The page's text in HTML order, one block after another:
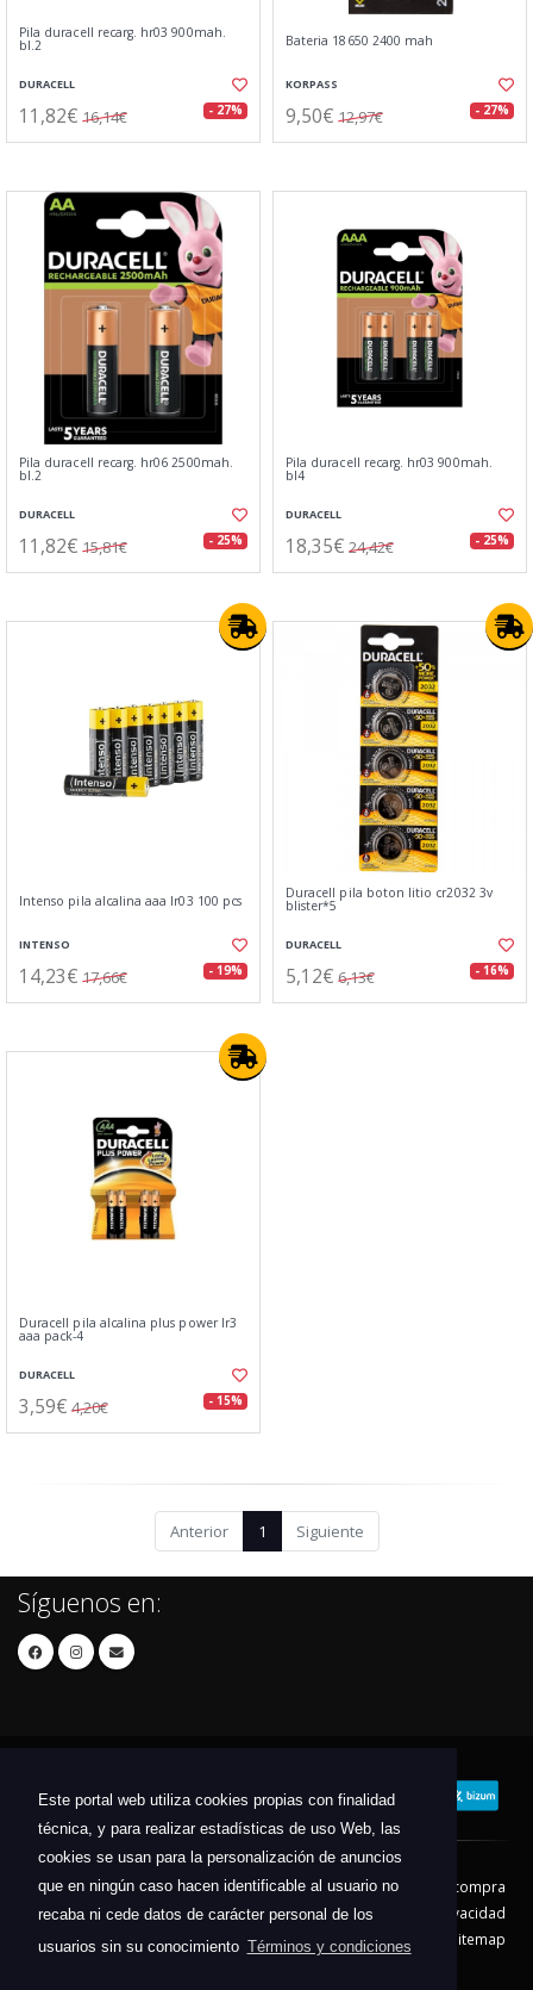
Este portal web utiliza cookies propias con finalidad
técnica, y para realizar estadísticas de uso Web, las
cookies se usan para la personalización de anuncios
que en ningún caso hacen identificable al usuario no
recaba ni cede datos de carácter personal de los
usuarios sin su conocimiento Términos y condiciones
Pila duracell recarg. hr03 900mah.
bl.2
DURACELL
11,82€ 16,14€ - 27%
Bateria 18650 2400 mah
KORPASS
9,50€ 12,97€ - 27%
Pila duracell recarg. hr06 2500mah.
bl.2
DURACELL
11,82€ 15,81€ - 25%
Pila duracell recarg. hr03 900mah.
bl4
DURACELL
18,35€ 24,42€ - 25%
Intenso pila alcalina aaa lr03 100 pcs
INTENSO
14,23€ 17,66€ - 19%
Duracell pila boton litio cr2032 3v
blister*5
DURACELL
5,12€ 6,13€ - 16%
Duracell pila alcalina plus power lr3
aaa pack-4
DURACELL
3,59€ 4,20€ - 15%
Anterior 1 Siguiente
Síguenos en:
Contacto Aviso Legal
Condiciones de compra
Política de envíos
Política de devolución
Política de Privacidad
Política de Cookies
Sitemap